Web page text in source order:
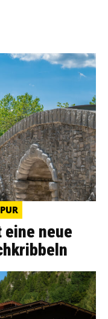
eine neue